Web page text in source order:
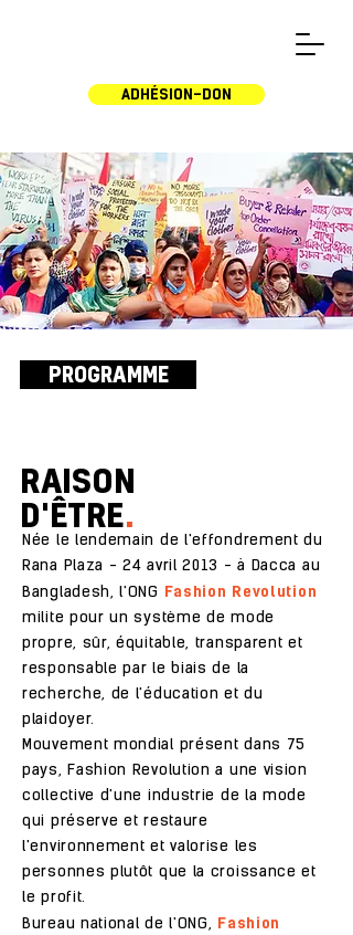
ADHÉSION-DON
PROGRAMME
Née le lendemain de l'effondrement du
Rana Plaza - 24 avril 2013 - à Dacca au
Bangladesh, l'ONG Fashion Revolution
milite pour un système de mode
propre, sûr, équitable, transparent et
responsable par le biais de la
recherche, de l'éducation et du
plaidoyer.
Mouvement mondial présent dans 75
pays, Fashion Revolution a une vision
collective d'une industrie de la mode
qui préserve et restaure
l'environnement et valorise les
personnes plutôt que la croissance et
le profit.
Bureau national de l'ONG, Fashion
RAISON
D'ÊTRE.